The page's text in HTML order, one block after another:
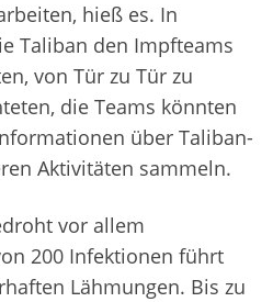
hieß es. In
Taliban den Impfteams
von Tür zu Tür zu
die Teams könnten
über Taliban-
Aktivitäten sammeln.
vor allem
200 Infektionen führt
Lähmungen. Bis zu